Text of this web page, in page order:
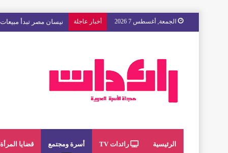
الجمعة, أغسطس 7 2026 أخبار عاجلة مع « The Next Ad » ، إنوي يُسند حملته الإعلانية المقبلة إلى الشباب المغربي
الرئيسية رائدات TV أسرة ومجتمع قضايا المرأة